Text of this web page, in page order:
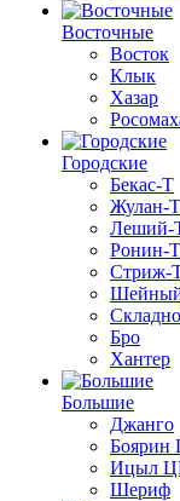
Восточные
Восток
Клык
Хазар
Городские
Бекас-Т
Жулан-Т
Леший-
Ронин-Т
Стриж-
Бро
Хантер
Большие
Джанго
Ицыл
Шериф